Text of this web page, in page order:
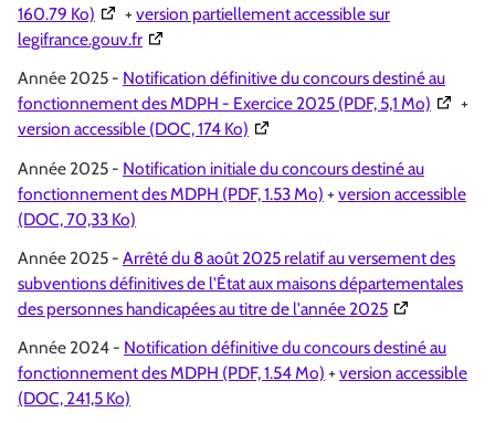
160.79 Ko) (Ouverture dans une nouvelle fenêtre)
+version partiellement accessible sur
legifrance.gouv.fr(Ouverture dans une nouvelle fenêtre)
Année 2025 - Notification définitive du concours destiné au
fonctionnement des MDPH - Exercice 2025 (PDF, 5,1 Mo)
+
version accessible (DOC, 174 Ko) (Ouverture dans une nouvelle
Année 2025 - Notification initiale du concours destiné au
fonctionnement des MDPH (PDF, 1.53 Mo) +version accessible
(DOC, 70,33 Ko)
Année 2025 - Arrêté du 8 août 2025 relatif au versement des
subventions définitives de l'État aux maisons départementales
des personnes handicapées au titre de l'année 2025(Ouverture
Année 2024 - Notification définitive du concours destiné au
fonctionnement des MDPH (PDF, 1.54 Mo) +version accessible
(DOC, 241,5 Ko)